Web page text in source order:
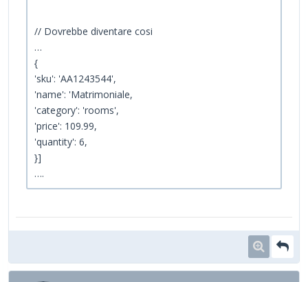
// Dovrebbe diventare cosi
…
{
'sku': 'AA1243544',
'name': 'Matrimoniale,
'category': 'rooms',
'price': 109.99,
'quantity': 6,
}]
….